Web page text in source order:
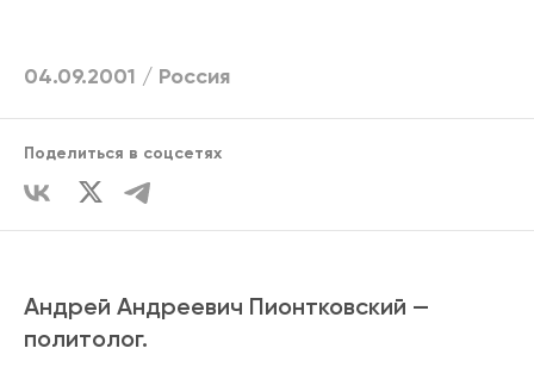
04.09.2001 / Россия
Поделиться в соцсетях
Андрей Андреевич Пионтковский —
политолог.